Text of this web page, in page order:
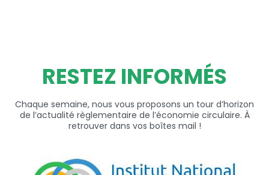
RESTEZ INFORMÉS
Chaque semaine, nous vous proposons un tour d’horizon
de l’actualité règlementaire de l’économie circulaire. À
retrouver dans vos boîtes mail !